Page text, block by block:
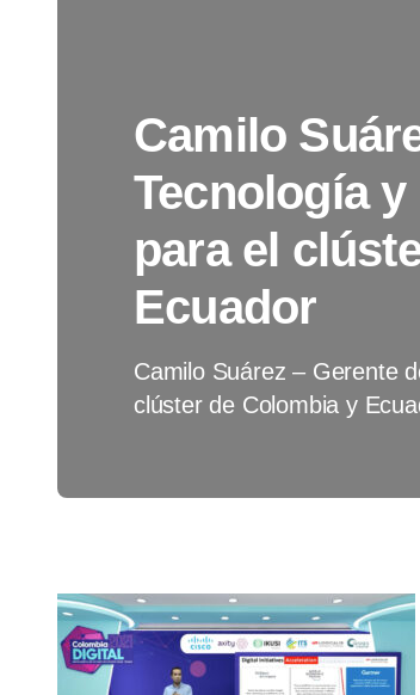
Camilo
Tecnología
para el
Ecuador
Camilo Suárez – Gerente
clúster de Colombia y